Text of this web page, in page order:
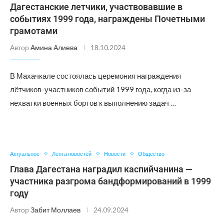
Дагестанские летчики, участвовавшие в
событиях 1999 года, награждены Почетными
грамотами
Автор Амина Алиева 18.10.2024
В Махачкале состоялась церемония награждения
лётчиков-участников событий 1999 года, когда из-за
нехватки военных бортов к выполнению задач …
Актуальное Лента новостей Новости Общество
Глава Дагестана наградил каспийчанина —
участника разгрома бандформирований в 1999
году
Автор Забит Моллаев 24.09.2024